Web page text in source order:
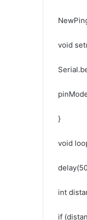
void
}
void
int
if